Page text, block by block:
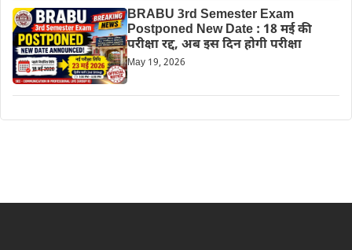
BRABU 3rd Semester Exam
Postponed New Date : 18 मई की
परीक्षा रद्द, अब इस दिन होगी परीक्षा
May 19, 2026